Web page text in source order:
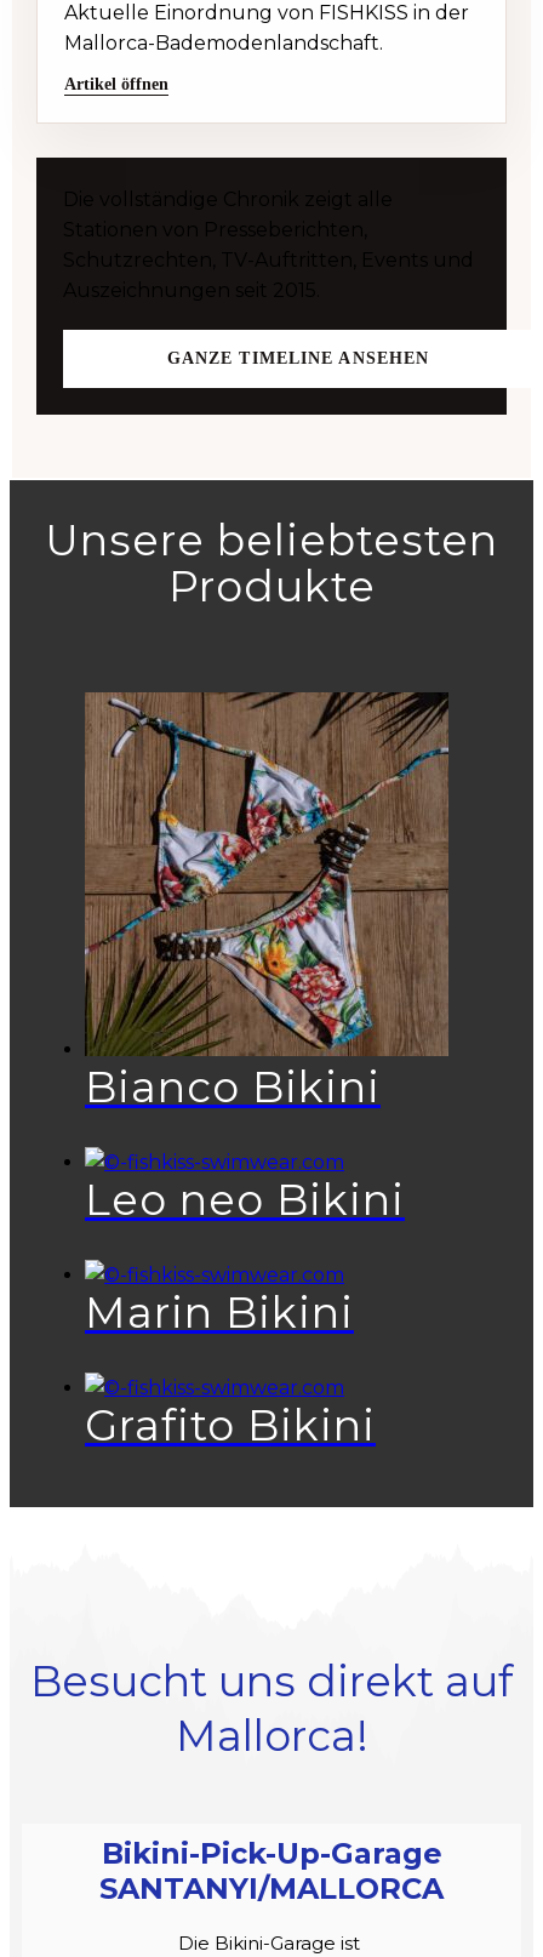
Aktuelle Einordnung von FISHKISS in der
Mallorca-Bademodenlandschaft.
Artikel öffnen
GANZE TIMELINE ANSEHEN
Unsere beliebtesten
Produkte
Bianco Bikini
Leo neo Bikini
Marin Bikini
Grafito Bikini
Besucht uns direkt auf
Mallorca!
Bikini-Pick-Up-Garage
SANTANYI/MALLORCA
Die Bikini-Garage ist